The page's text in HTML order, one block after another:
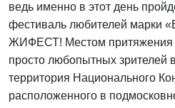
ведь именно в этот день
фестиваль любителей марки
ЖИФЕСТ! Местом притяжения
просто любопытных зрителей
территория Национального
расположенного в